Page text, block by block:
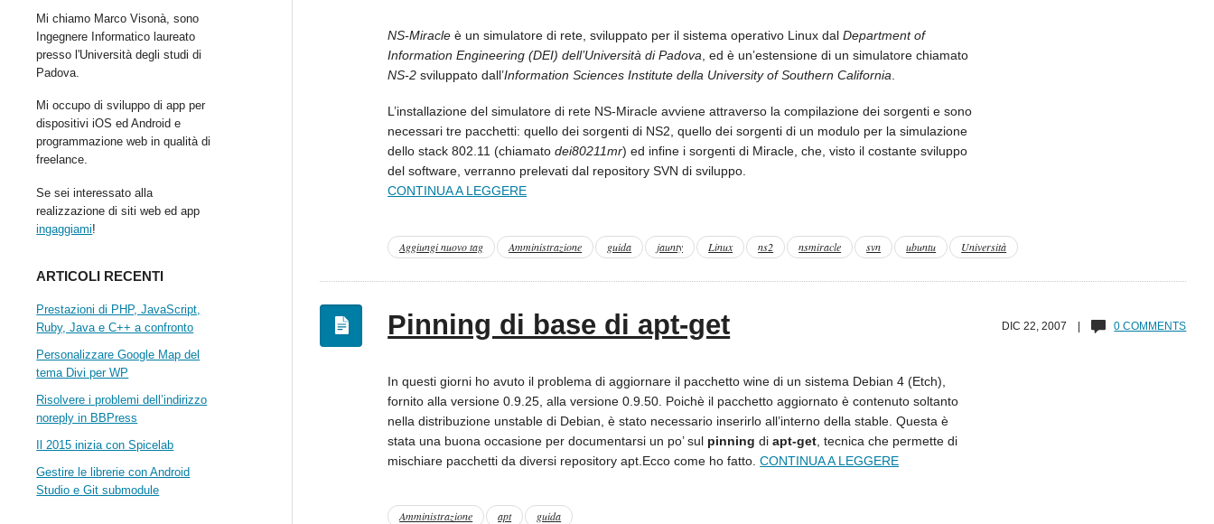
NS-Miracle è un simulatore di rete, sviluppato per il sistema operativo Linux dalDepartment of
Information Engineering (DEI) dell’Università di Padova , ed è un’estensione di un simulatore chiamato
NS-2 sviluppato dall’Information Sciences Institute della University of Southern California
L’installazione del simulatore di rete NS-Miracle avviene attraverso la compilazione dei sorgenti e sono
necessari tre pacchetti: quello dei sorgenti di NS2, quello dei sorgenti di un modulo per la simulazione
dello stack 802.11 (chiamatodei80211mr) ed infine i sorgenti di Miracle, che, visto il costante sviluppo
del software, verranno prelevati dal repository SVN di sviluppo.
CONTINUA A LEGGERE
Aggiungi nuovo tag Amministrazione guida jaunty Linux ns2 nsmiracle svn ubuntu Università
DIC 22, 2007 | 0 COMMENTS
Pinning di base di apt-get
In questi giorni ho avuto il problema di aggiornare il pacchetto wine di un sistema Debian 4 (Etch),
fornito alla versione 0.9.25, alla versione 0.9.50. Poichè il pacchetto aggiornato è contenuto soltanto
nella distribuzione unstable di Debian, è stato necessario inserirlo all’interno della stable. Questa è
stata una buona occasione per documentarsi un po’ sul pinning diapt-get , tecnica che permette di
mischiare pacchetti da diversi repository apt.Ecco come ho fatto.CONTINUA A LEGGERE
Amministrazione apt guida
Mi chiamo Marco Visonà, sono
Ingegnere Informatico laureato
presso l'Università degli studi di
Padova.
Mi occupo di sviluppo di app per
dispositivi iOS ed Android e
programmazione web in qualità di
freelance.
Se sei interessato alla
realizzazione di siti web ed app
ingaggiami!
ARTICOLI RECENTI
Prestazioni di PHP, JavaScript,
Ruby, Java e C++ a confronto
Personalizzare Google Map del
tema Divi per WP
Risolvere i problemi dell’indirizzo
noreply in BBPress
Il 2015 inizia con Spicelab
Gestire le librerie con Android
Studio e Git submodule